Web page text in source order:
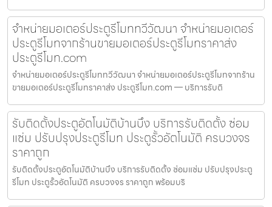
จำหน่ายมอเตอร์ประตูรีโมททวีวัฒนา จำหน่ายมอเตอร์
ประตูรีโมทจากร้านขายมอเตอร์ประตูรีโมทราคาส่ง
ประตูรีโมท.com
จำหน่ายมอเตอร์ประตูรีโมททวีวัฒนา จำหน่ายมอเตอร์ประตูรีโมทจากร้าน
ขายมอเตอร์ประตูรีโมทราคาส่ง ประตูรีโมท.com — บริการรับติ
รับติดตั้งประตูอัตโนมัติบ้านบึง บริการรับติดตั้ง ซ่อม
แซ่ม ปรับปรุงประตูรีโมท ประตูรั้วอัตโนมัติ ครบวงจร
ราคาถูก
รับติดตั้งประตูอัตโนมัติบ้านบึง บริการรับติดตั้ง ซ่อมแซ่ม ปรับปรุงประตู
รีโมท ประตูรั้วอัตโนมัติ ครบวงจร ราคาถูก พร้อมบริ